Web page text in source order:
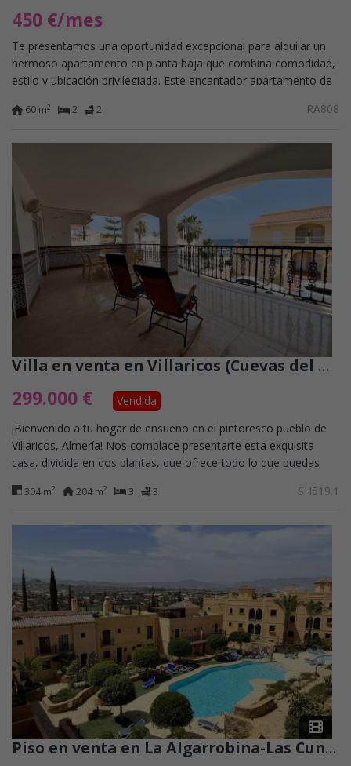
450 €/mes
Te presentamos una oportunidad excepcional para alquilar un
hermoso apartamento en planta baja que combina comodidad,
estilo y ubicación privilegiada. Este encantador apartamento de
60 m2 2 2 RA808
Villa en venta en Villaricos (Cuevas del Almanzora)
299.000 €
Vendida
¡Bienvenido a tu hogar de ensueño en el pintoresco pueblo de
Villaricos, Almería! Nos complace presentarte esta exquisita
casa, dividida en dos plantas, que ofrece todo lo que puedas
304 m2 204 m2 3 3 SH519.1
Piso en venta en La Algarrobina-Las Cunas (Cuevas del Almanzora)